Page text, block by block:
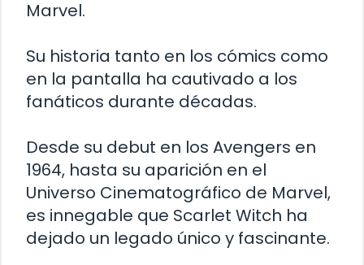
Marvel.
Su historia tanto en los cómics como
en la pantalla ha cautivado a los
fanáticos durante décadas.
Desde su debut en los Avengers en
1964, hasta su aparición en el
Universo Cinematográfico de Marvel,
es innegable que Scarlet Witch ha
dejado un legado único y fascinante.